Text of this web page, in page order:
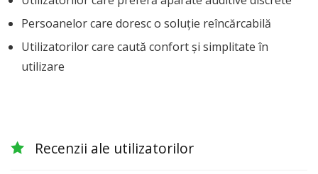
Persoanelor care doresc o soluție reîncărcabilă
Utilizatorilor care caută confort și simplitate în
utilizare
Recenzii ale utilizatorilor